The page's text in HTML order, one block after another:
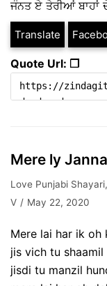
ਜੰਨਤ ਏ ਤੇਰੀਆਂ ਬਾਹਾਂ
Translate
Quote Url: ❐
Mere ly
Love Punjabi Shayari,
V
May 22, 2020
Mere lai har ik oh
jis vich tu shaamil
jisdi tu manzil